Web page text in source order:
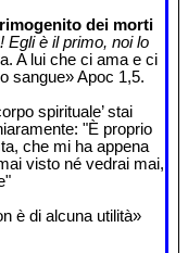
dei morti
Egli è il primo, noi lo
A lui che ci ama e ci
sangue» Apoc 1,5.
spirituale’ stai
"È proprio
che mi ha appena
visto né vedrai mai,
è di alcuna utilità»